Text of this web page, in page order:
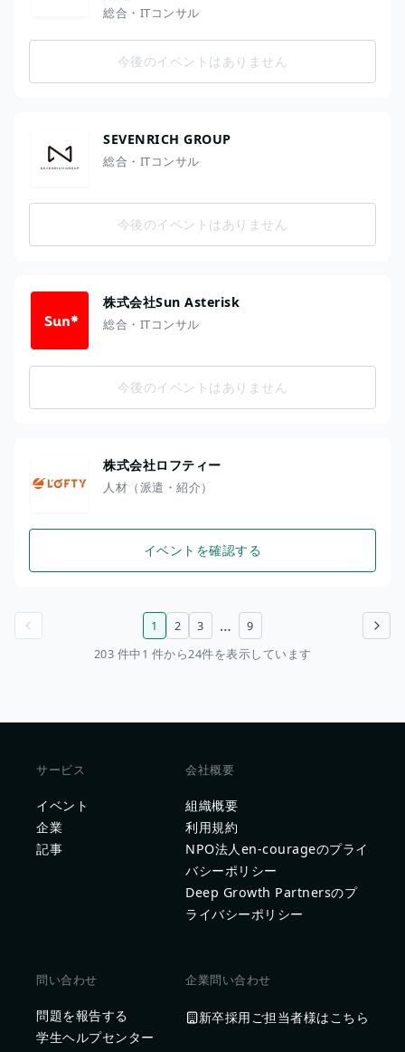
総合・ITコンサル
今後のイベントはありません
SEVENRICH GROUP
総合・ITコンサル
今後のイベントはありません
株式会社Sun Asterisk
総合・ITコンサル
今後のイベントはありません
株式会社ロフティー
人材（派遣・紹介）
イベントを確認する
次のページ
1 2 3 …
9
203 件中1 件から24件を表示しています
サービス
イベント
企業
記事
会社概要
組織概要
利用規約
NPO法人en-courageのプライ
バシーポリシー
Deep Growth Partnersのプ
ライバシーポリシー
問い合わせ
問題を報告する
学生ヘルプセンター
企業問い合わせ
新卒採用ご担当者様はこちら